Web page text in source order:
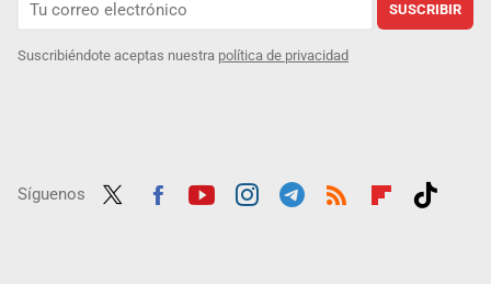
SUSCRIBIR
Suscribiéndote aceptas nuestra política de privacidad
Síguenos